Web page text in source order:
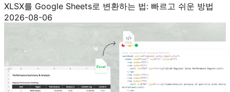
XLSX를 Google Sheets로 변환하는 법: 빠르고 쉬운 방법
2026-08-06